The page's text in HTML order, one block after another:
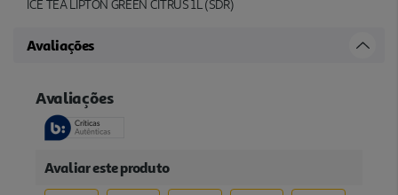
ICE TEA LIPTON GREEN CITRUS 1L (SDR)
Avaliações